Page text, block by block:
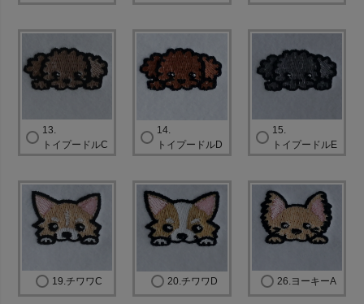
13.
トイプードルC
14.
トイプードルD
15.
トイプードルE
19.チワワC 20.チワワD 26.ヨーキーA